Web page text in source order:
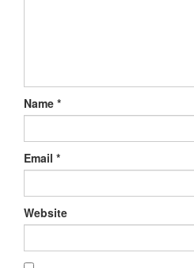
Name *
Email *
Website